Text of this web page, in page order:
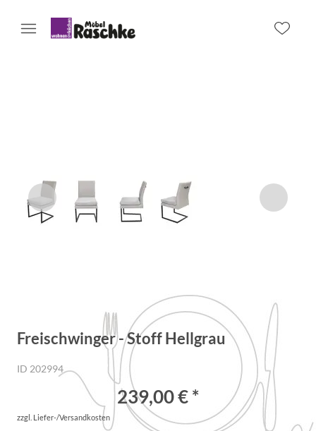
Freischwinger - Stoff Hellgrau
ID 202994
239,00 € *
zzgl. Liefer-/Versandkosten